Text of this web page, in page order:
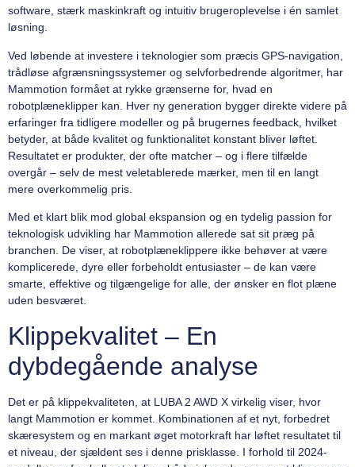
software, stærk maskinkraft og intuitiv brugeroplevelse i én samlet
løsning.
Ved løbende at investere i teknologier som præcis GPS-navigation,
trådløse afgrænsningssystemer og selvforbedrende algoritmer, har
Mammotion formået at rykke grænserne for, hvad en
robotplæneklipper kan. Hver ny generation bygger direkte videre på
erfaringer fra tidligere modeller og på brugernes feedback, hvilket
betyder, at både kvalitet og funktionalitet konstant bliver løftet.
Resultatet er produkter, der ofte matcher – og i flere tilfælde
overgår – selv de mest veletablerede mærker, men til en langt
mere overkommelig pris.
Med et klart blik mod global ekspansion og en tydelig passion for
teknologisk udvikling har Mammotion allerede sat sit præg på
branchen. De viser, at robotplæneklippere ikke behøver at være
komplicerede, dyre eller forbeholdt entusiaster – de kan være
smarte, effektive og tilgængelige for alle, der ønsker en flot plæne
uden besværet.
Klippekvalitet – En
dybdegående analyse
Det er på klippekvaliteten, at LUBA 2 AWD X virkelig viser, hvor
langt Mammotion er kommet. Kombinationen af et nyt, forbedret
skæresystem og en markant øget motorkraft har løftet resultatet til
et niveau, der sjældent ses i denne prisklasse. I forhold til 2024-